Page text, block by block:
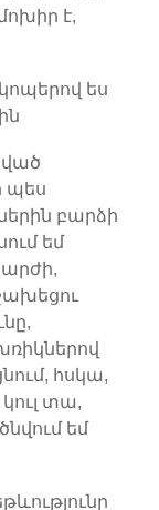
է,
ես
պես
բարձի
եմ
հսկա,
տա,
եմ